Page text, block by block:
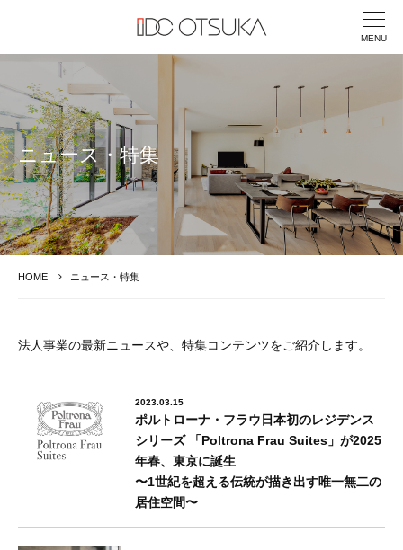
MENU
ニュース・特集
HOME ニュース・特集
法人事業の最新ニュースや、特集コンテンツをご紹介します。
2023.03.15
ポルトローナ・フラウ日本初のレジデンス
シリーズ 「Poltrona Frau Suites」が2025
年春、東京に誕⽣
〜1世紀を超える伝統が描き出す唯⼀無⼆の
居住空間〜